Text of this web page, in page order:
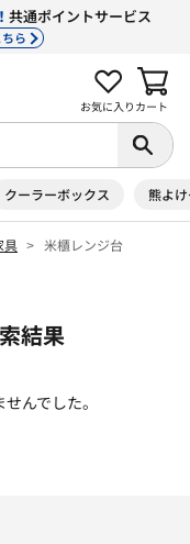
共通ポイントサービス
ら
お気に入り カート
クーラーボックス 熊よ
具 米櫃レンジ台
結果
んでした。